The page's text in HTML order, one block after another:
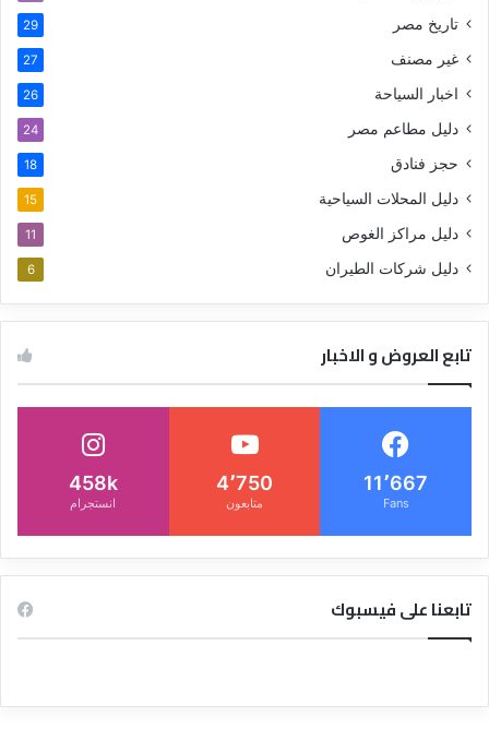
تاريخ مصر 29
غير مصنف 27
اخبار السياحة 26
دليل مطاعم مصر 24
حجز فنادق 18
دليل المحلات السياحية 15
دليل مراكز الغوص 11
دليل شركات الطيران 6
تابع العروض و الاخبار
11٬667
Fans
4٬750
متابعون
458k
انستجرام
تابعنا على فيسبوك